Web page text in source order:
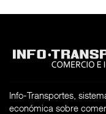
Info-Transportes,
económica sobre